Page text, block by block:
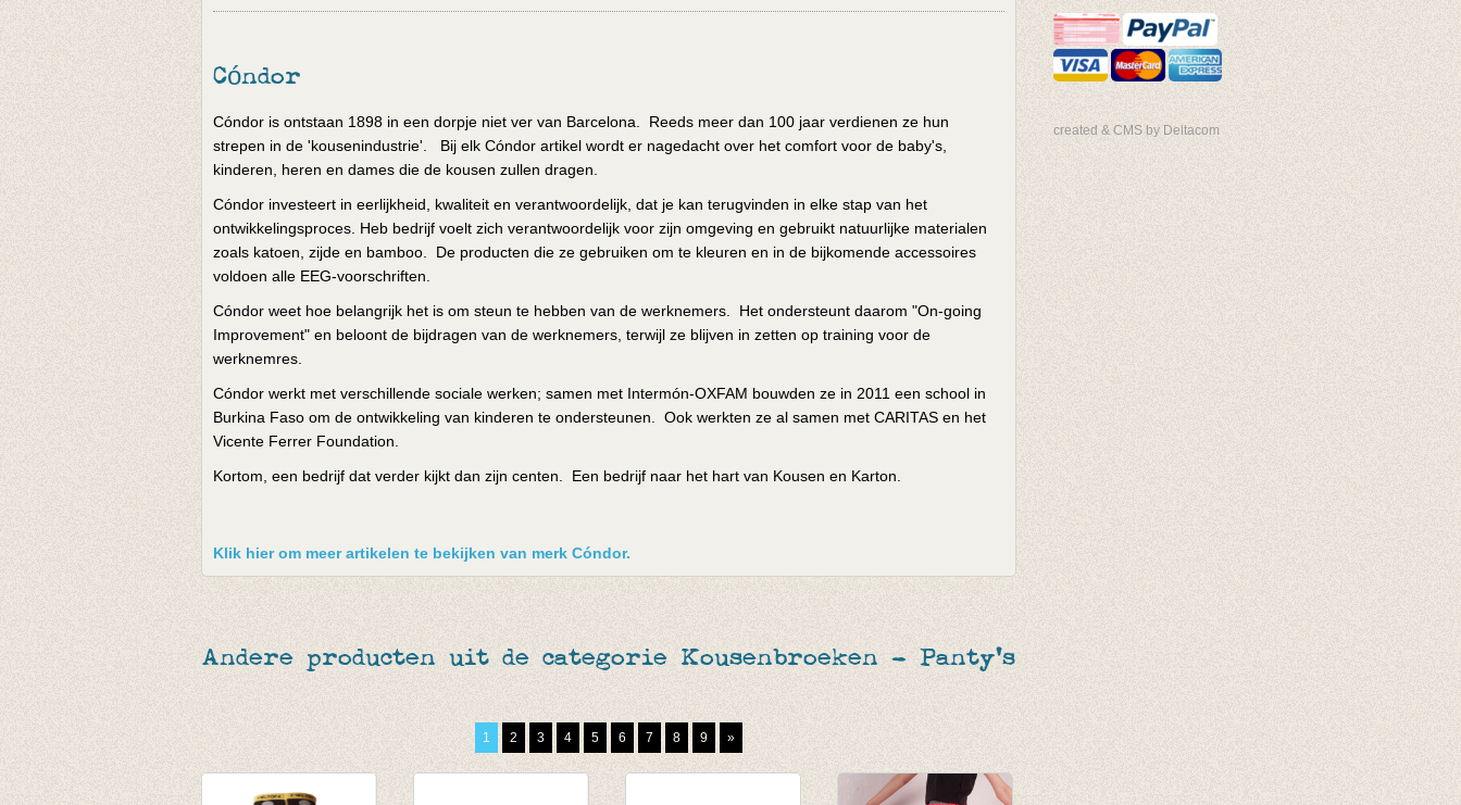
created & CMS by Deltacom
Cóndor
Cóndor is ontstaan 1898 in een dorpje niet ver van Barcelona. Reeds meer dan 100 jaar verdienen ze hun
strepen in de 'kousenindustrie'. Bij elk Cóndor artikel wordt er nagedacht over het comfort voor de baby's,
kinderen, heren en dames die de kousen zullen dragen.
Cóndor investeert in eerlijkheid, kwaliteit en verantwoordelijk, dat je kan terugvinden in elke stap van het
ontwikkelingsproces. Heb bedrijf voelt zich verantwoordelijk voor zijn omgeving en gebruikt natuurlijke materialen
zoals katoen, zijde en bamboo. De producten die ze gebruiken om te kleuren en in de bijkomende accessoires
voldoen alle EEG-voorschriften.
Cóndor weet hoe belangrijk het is om steun te hebben van de werknemers. Het ondersteunt daarom "On-going
Improvement" en beloont de bijdragen van de werknemers, terwijl ze blijven in zetten op training voor de
werknemres.
Cóndor werkt met verschillende sociale werken; samen met Intermón-OXFAM bouwden ze in 2011 een school in
Burkina Faso om de ontwikkeling van kinderen te ondersteunen. Ook werkten ze al samen met CARITAS en het
Vicente Ferrer Foundation.
Kortom, een bedrijf dat verder kijkt dan zijn centen. Een bedrijf naar het hart van Kousen en Karton.
Klik hier om meer artikelen te bekijken van merk Cóndor.
Andere producten uit de categorie Kousenbroeken - Panty's
1 2 3 4 5 6 7 8 9 »